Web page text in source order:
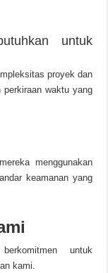
untuk
proyek dan
waktu yang
menggunakan
keamanan yang
untuk
kami.